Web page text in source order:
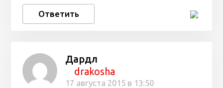
Ответить
Дардл
drakosha
17 августа 2015 в 13:50